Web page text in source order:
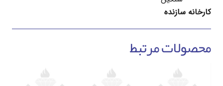
کارخانه سازنده
محصولات مرتبط